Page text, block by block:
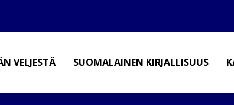
VELJESTÄ SUOMALAINEN KIRJALLISUUS